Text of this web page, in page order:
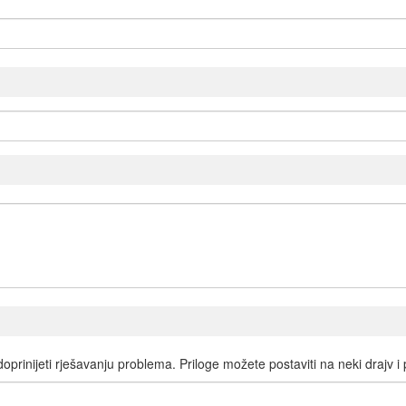
rješavanju problema. Priloge možete postaviti na neki drajv i